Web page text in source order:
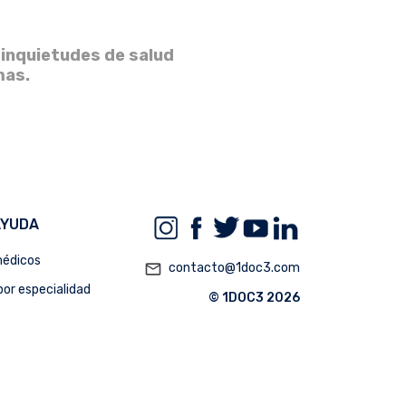
de salud
especialidad
mail_outline contacto@1doc3.com
© 1DOC3 2026